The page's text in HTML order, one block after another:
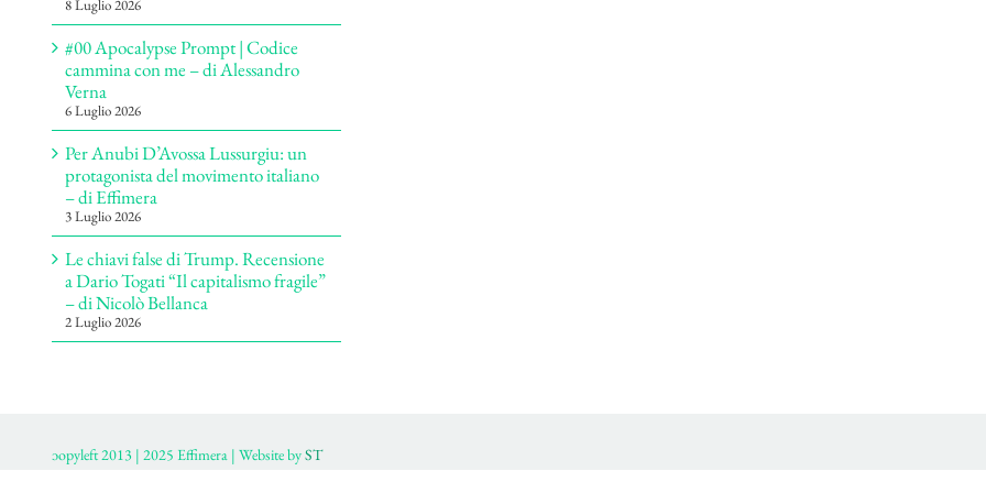
8 Luglio 2026
#00 Apocalypse Prompt | Codice
cammina con me – di Alessandro
Verna
6 Luglio 2026
Per Anubi D’Avossa Lussurgiu: un
protagonista del movimento italiano
– di Effimera
3 Luglio 2026
Le chiavi false di Trump. Recensione
a Dario Togati “Il capitalismo fragile”
– di Nicolò Bellanca
2 Luglio 2026
ɔopyleft 2013 | 2025 Effimera | Website byST